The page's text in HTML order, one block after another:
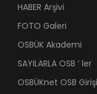
HABER Arşivi
FOTO Galeri
OSBÜK Akademi
SAYILARLA OSB ’ ler
OSBÜKnet OSB Girişi